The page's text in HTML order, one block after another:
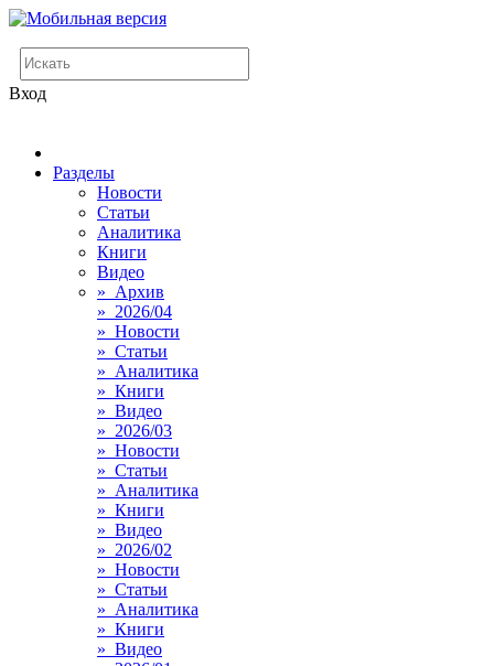
Вход
Разделы
Новости
Статьи
Аналитика
Книги
Видео
» Архив
» 2026/04
» Новости
» Статьи
» Аналитика
» Книги
» Видео
» 2026/03
» Новости
» Статьи
» Аналитика
» Книги
» Видео
» 2026/02
» Новости
» Статьи
» Аналитика
» Книги
» Видео